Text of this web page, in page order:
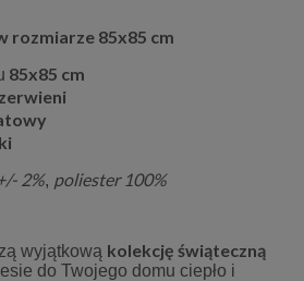
rozmiarze 85x85 cm
85x85 cm
2%, poliester 100%
wyjątkową kolekcję świąteczną
do Twojego domu ciepło i